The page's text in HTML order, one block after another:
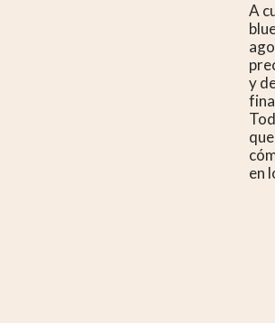
A
y
en